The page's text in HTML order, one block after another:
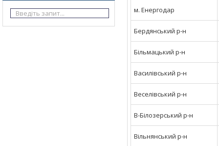
м. Енергодар
Бердянський р-н
Більмацький р-н
Василівський р-н
Веселівський р-н
В-Білозерський р-н
Вільнянський р-н